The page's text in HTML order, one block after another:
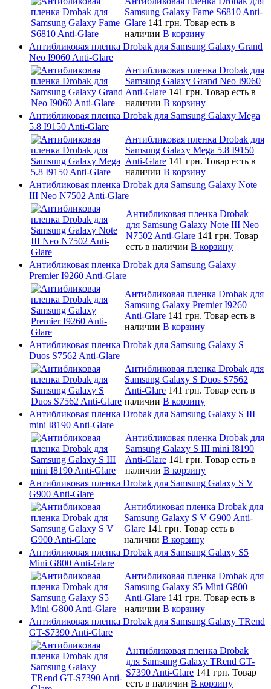
Samsung Galaxy Fame S6810 Anti-
Glare 141 грн. Товар есть в
наличии В корзину
Антибликовая пленка Drobak для Samsung Galaxy Grand
Neo I9060 Anti-Glare
Антибликовая пленка Drobak для
Samsung Galaxy Grand Neo I9060
Anti-Glare 141 грн. Товар есть в
наличии В корзину
Антибликовая пленка Drobak для Samsung Galaxy Mega
5.8 I9150 Anti-Glare
Антибликовая пленка Drobak для
Samsung Galaxy Mega 5.8 I9150
Anti-Glare 141 грн. Товар есть в
наличии В корзину
Антибликовая пленка Drobak для Samsung Galaxy Note
III Neo N7502 Anti-Glare
Антибликовая пленка Drobak
для Samsung Galaxy Note III Neo
N7502 Anti-Glare 141 грн. Товар
есть в наличии В корзину
Антибликовая пленка Drobak для Samsung Galaxy
Premier I9260 Anti-Glare
Антибликовая пленка Drobak для
Samsung Galaxy Premier I9260
Anti-Glare 141 грн. Товар есть в
наличии В корзину
Антибликовая пленка Drobak для Samsung Galaxy S
Duos S7562 Anti-Glare
Антибликовая пленка Drobak для
Samsung Galaxy S Duos S7562
Anti-Glare 141 грн. Товар есть в
наличии В корзину
Антибликовая пленка Drobak для Samsung Galaxy S III
mini I8190 Anti-Glare
Антибликовая пленка Drobak для
Samsung Galaxy S III mini I8190
Anti-Glare 141 грн. Товар есть в
наличии В корзину
Антибликовая пленка Drobak для Samsung Galaxy S V
G900 Anti-Glare
Антибликовая пленка Drobak для
Samsung Galaxy S V G900 Anti-
Glare 141 грн. Товар есть в
наличии В корзину
Антибликовая пленка Drobak для Samsung Galaxy S5
Mini G800 Anti-Glare
Антибликовая пленка Drobak для
Samsung Galaxy S5 Mini G800
Anti-Glare 141 грн. Товар есть в
наличии В корзину
Антибликовая пленка Drobak для Samsung Galaxy TRend
GT-S7390 Anti-Glare
Антибликовая пленка Drobak
для Samsung Galaxy TRend GT-
S7390 Anti-Glare 141 грн. Товар
есть в наличии В корзину